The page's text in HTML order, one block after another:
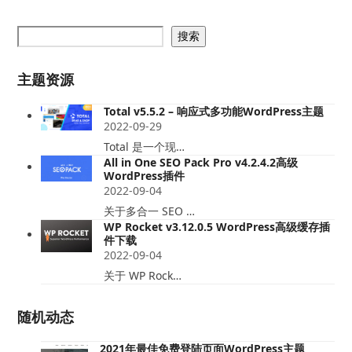
搜索
主题资源
Total v5.5.2 – 响应式多功能WordPress主题
2022-09-29
Total 是一个现…
All in One SEO Pack Pro v4.2.4.2高级
WordPress插件
2022-09-04
关于多合一 SEO …
WP Rocket v3.12.0.5 WordPress高级缓存插
件下载
2022-09-04
关于 WP Rock…
随机动态
2021年最佳免费登陆页面WordPress主题